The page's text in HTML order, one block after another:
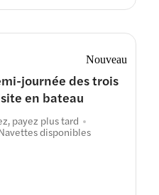
Nouveau
journée des trois
en bateau
payez plus tard
disponibles